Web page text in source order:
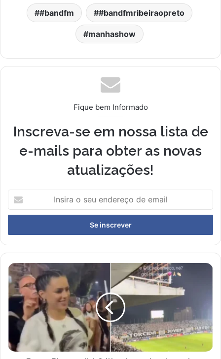
#bandfm #bandfmribeiraopreto
manhashow
Fique bem Informado
Inscreva-se em nossa lista de
e-mails para obter as novas
atualizações!
Insira
seu
de
email
Bruna
Biancardi
Criticada
Jogo
do